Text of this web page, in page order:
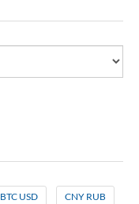
BTC USD CNY RUB